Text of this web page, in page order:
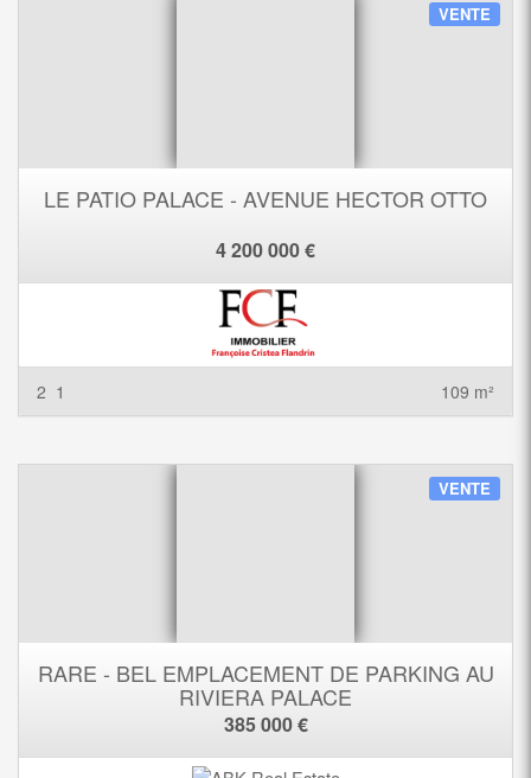
VENTE
LE PATIO PALACE - AVENUE HECTOR OTTO
4 200 000 €
2 1 109 m²
VENTE
RARE - BEL EMPLACEMENT DE PARKING AU
RIVIERA PALACE
385 000 €